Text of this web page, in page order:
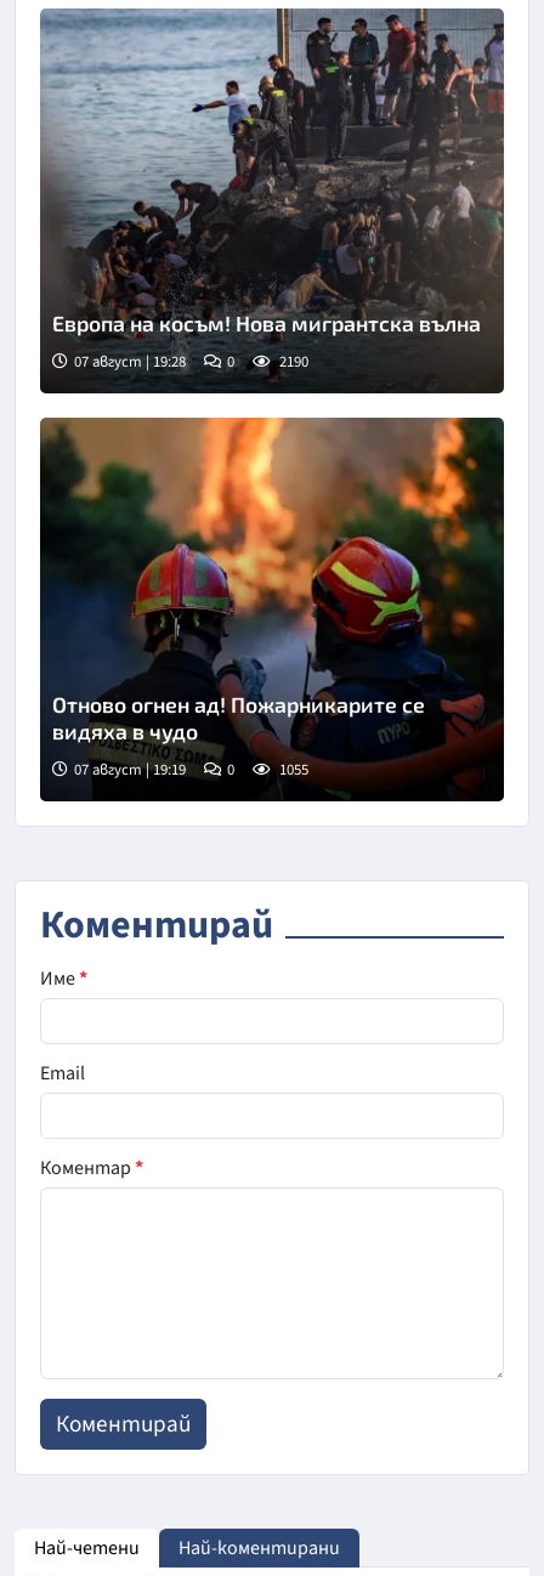
Снимка: Асошиейтед прес
Европа на косъм! Нова мигрантска вълна
07 август | 19:28 0 2190
Снимка: АП/БТА
Отново огнен ад! Пожарникарите се
видяха в чудо
07 август | 19:19 0 1055
Коментирай
Име*
Email
Коментар*
Най-четени Най-коментирани